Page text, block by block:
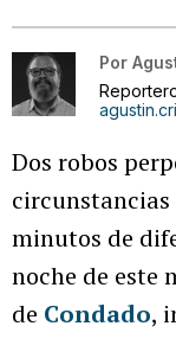
Por
Dos robos
circunstancias
minutos de
noche de este
de Condado,